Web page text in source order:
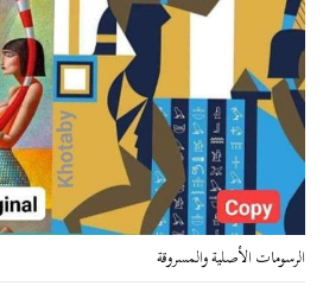
الرسومات الأصلية والمسروقة